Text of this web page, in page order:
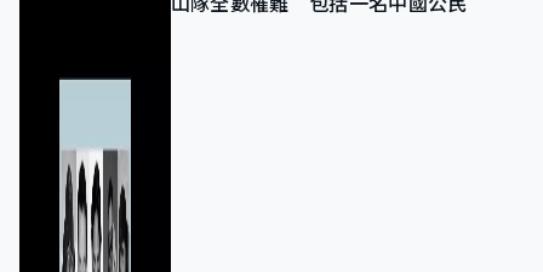
山隊全數罹難 包括一名中國公民